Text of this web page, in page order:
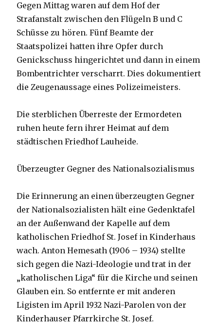
Gegen Mittag waren auf dem Hof der
Strafanstalt zwischen den Flügeln B und C
Schüsse zu hören. Fünf Beamte der
Staatspolizei hatten ihre Opfer durch
Genickschuss hingerichtet und dann in einem
Bombentrichter verscharrt. Dies dokumentiert
die Zeugenaussage eines Polizeimeisters.
Die sterblichen Überreste der Ermordeten
ruhen heute fern ihrer Heimat auf dem
städtischen Friedhof Lauheide.
Überzeugter Gegner des Nationalsozialismus
Die Erinnerung an einen überzeugten Gegner
der Nationalsozialisten hält eine Gedenktafel
an der Außenwand der Kapelle auf dem
katholischen Friedhof St. Josef in Kinderhaus
wach. Anton Hemesath (1906 – 1934) stellte
sich gegen die Nazi-Ideologie und trat in der
„katholischen Liga“ für die Kirche und seinen
Glauben ein. So entfernte er mit anderen
Ligisten im April 1932 Nazi-Parolen von der
Kinderhauser Pfarrkirche St. Josef.